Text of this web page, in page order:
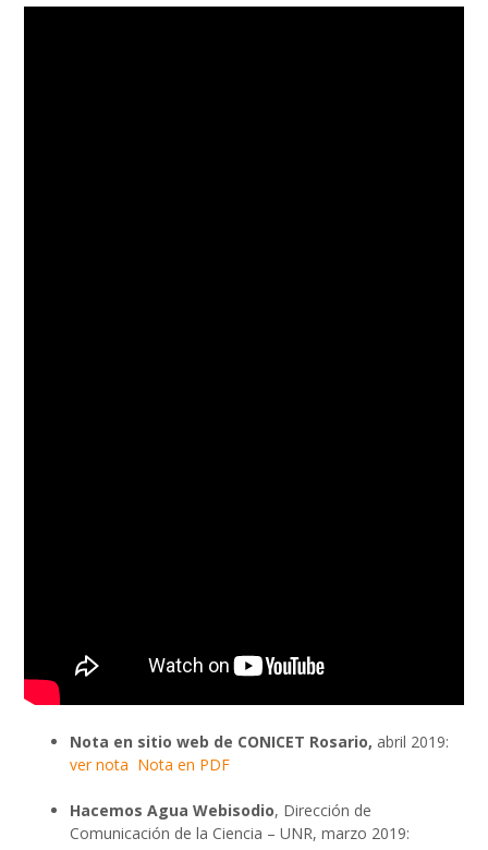
Nota en sitio web de CONICET Rosario, abril 2019:
ver nota Nota en PDF
Hacemos Agua Webisodio, Dirección de
Comunicación de la Ciencia – UNR, marzo 2019: